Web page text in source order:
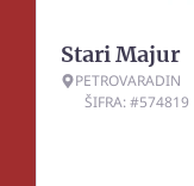
Stari Majur
PETROVARADIN
ŠIFRA: #574819